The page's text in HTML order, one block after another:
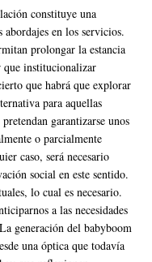
constituye una
en los servicios.
prolongar la estancia
que institucionalizar
que habrá que explorar
para aquellas
garantizarse unos
o parcialmente
caso, será necesario
social en este sentido.
lo cual es necesario.
a las necesidades
generación del babyboom
una óptica que todavía